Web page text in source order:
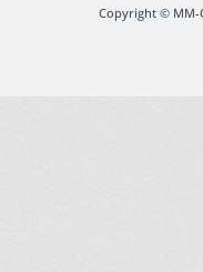
Copyright © MM-